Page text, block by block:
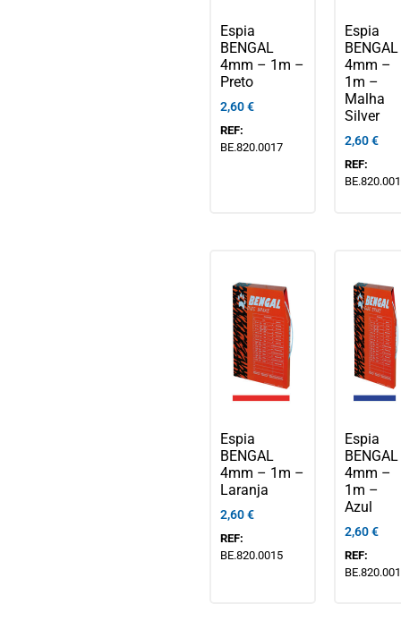
Espia
BENGAL
4mm – 1m –
Preto
2,60€
REF:
BE.820.0017
Espia
BENGAL
4mm –
1m –
Malha
Silver
2,60€
REF:
Espia
BENGAL
4mm – 1m –
Laranja
2,60€
REF:
BE.820.0015
Espia
BENGAL
4mm –
1m –
Azul
2,60€
REF: